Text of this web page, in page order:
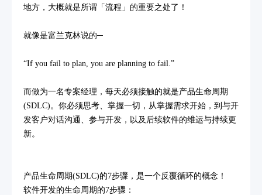
地方，大概就是所谓「流程」的重要之处了！
就像是富兰克林说的─
“If you fail to plan, you are planning to fail.”
而做为一名专案经理，每天必须接触的就是产品生命周期
(SDLC)。你必须思考、掌握一切，从掌握需求开始，到与开
发客户对话沟通、参与开发，以及后续软件的维运与持续更
新。
产品生命周期(SDLC)的7步骤，是一个反覆循环的概念！
软件开发的生命周期的7步骤：